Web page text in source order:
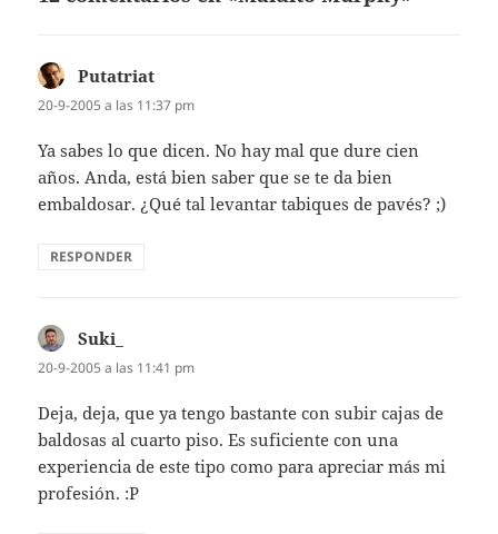
Putatriat
20-9-2005 a las 11:37 pm
Ya sabes lo que dicen. No hay mal que dure cien
años. Anda, está bien saber que se te da bien
embaldosar. ¿Qué tal levantar tabiques de pavés? ;)
RESPONDER
Suki_
20-9-2005 a las 11:41 pm
Deja, deja, que ya tengo bastante con subir cajas de
baldosas al cuarto piso. Es suficiente con una
experiencia de este tipo como para apreciar más mi
profesión. :P